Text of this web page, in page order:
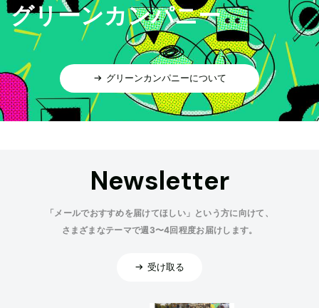
グリーンカンパニー
グリーンカンパニーについて
Newsletter
「メールでおすすめを届けてほしい」という方に向けて、
さまざまなテーマで週3〜4回程度お届けします。
受け取る